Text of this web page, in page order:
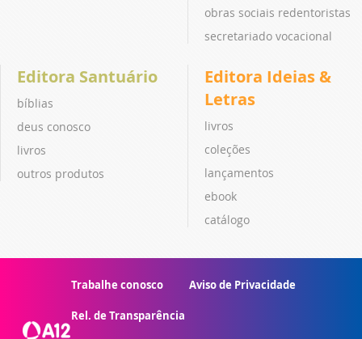
obras sociais redentoristas
secretariado vocacional
Editora Santuário
bíblias
deus conosco
livros
outros produtos
Editora Ideias &
Letras
livros
coleções
lançamentos
ebook
catálogo
Trabalhe conosco Aviso de Privacidade
Rel. de Transparência